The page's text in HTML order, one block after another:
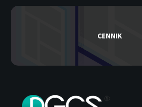
CENNIK